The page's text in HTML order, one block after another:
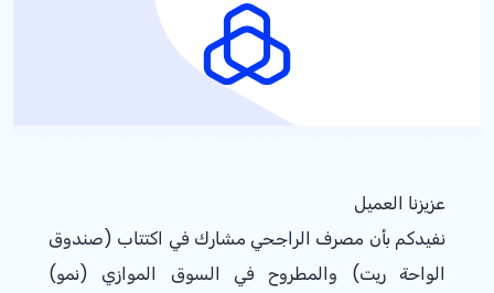
عزيزنا العميل
نفيدكم بأن مصرف الراجحي مشارك في اكتتاب (صندوق
الواحة ريت) والمطروح في السوق الموازي (نمو)